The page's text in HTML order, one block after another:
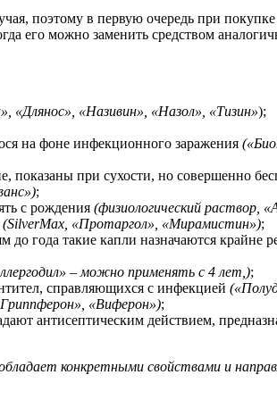
поэтому в первую очередь при покупке
его можно заменить средством
«Длянос», «Називин», «Назол», «Тизин»);
на фоне инфекционного заражения
показаны при сухости, но совершенно
;
с рождения (физиологический раствор,
(SilverMax, «Протаргол», «Мирамистин»);
года такие капли назначаются крайне
– можно применять с 4 лет,);
справляющихся с инфекцией
«Виферон»);
антисептическим действием,
конкретными свойствами и